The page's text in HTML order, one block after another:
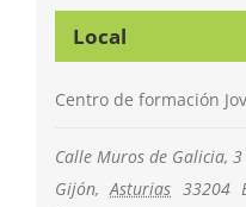
Local
Centro de formación
Calle Muros de Galicia, 3
Gijón, Asturias 33204